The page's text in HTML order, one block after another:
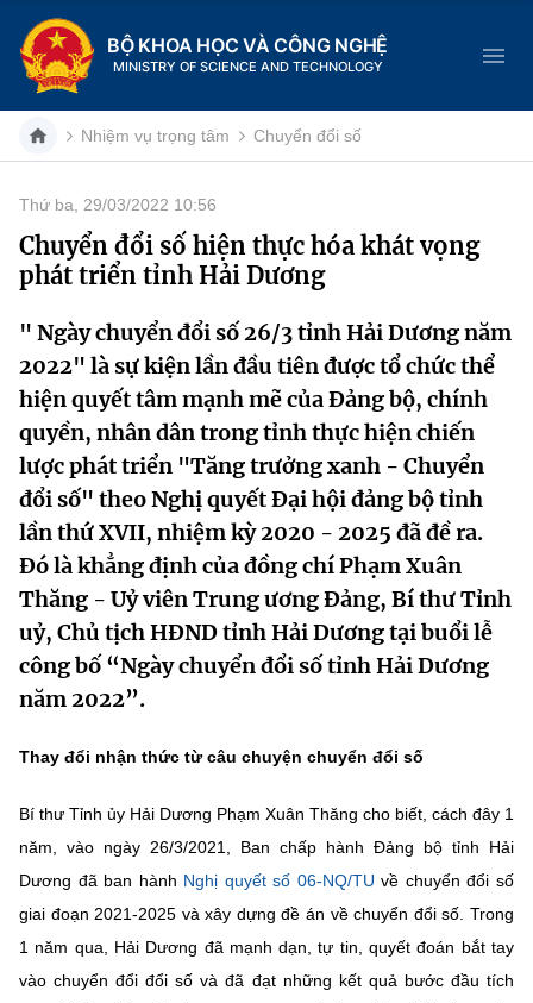
BỘ KHOA HỌC VÀ CÔNG NGHỆ
MINISTRY OF SCIENCE AND TECHNOLOGY
Danh mục
Trang chủ
Giới thiệu
Chức năng nhiệm vụ
Cơ cấu tổ chức
Lịch sử phát triển
Sở Khoa học và Công nghệ
Tin tức sự kiện
Khoa học và Công nghệ
Đổi mới sáng tạo
Chuyển đổi số
Bưu chính, Viễn thông
Sở hữu trí tuệ
Tin tổng hợp
Tin địa phương
Dịch vụ công
Hệ thống văn bản
Văn bản QPPL
Văn bản chỉ đạo điều hành
Lấy ý kiến người dân về dự thảo VBQPPL
MST IOFFICE
THỐNG KÊ
Khoa học và Công nghệ
Bưu chính, Viễn thông
Sở hữu trí tuệ
Tiêu chuẩn, đo lường, chất lượng
Multimedia
Khác
Videos
Infographic
Ảnh
Voice
Nhiệm vụ trọng tâm Chuyển đổi số
Thứ ba, 29/03/2022 10:56
Chuyển đổi số hiện thực hóa khát vọng
phát triển tỉnh Hải Dương
" Ngày chuyển đổi số 26/3 tỉnh Hải Dương năm
2022" là sự kiện lần đầu tiên được tổ chức thể
hiện quyết tâm mạnh mẽ của Đảng bộ, chính
quyền, nhân dân trong tỉnh thực hiện chiến
lược phát triển "Tăng trưởng xanh - Chuyển
đổi số" theo Nghị quyết Đại hội đảng bộ tỉnh
lần thứ XVII, nhiệm kỳ 2020 - 2025 đã đề ra.
Đó là khẳng định của đồng chí Phạm Xuân
Thăng - Uỷ viên Trung ương Đảng, Bí thư Tỉnh
uỷ, Chủ tịch HĐND tỉnh Hải Dương tại buổi lễ
công bố “Ngày chuyển đổi số tỉnh Hải Dương
năm 2022”.
Thay đổi nhận thức từ câu chuyện chuyển đổi số
Bí thư Tỉnh ủy Hải Dương Phạm Xuân Thăng cho biết, cách đây 1
năm, vào ngày 26/3/2021, Ban chấp hành Đảng bộ tỉnh Hải
Dương đã ban hành Nghị quyết số 06-NQ/TU về chuyển đổi số
giai đoạn 2021-2025 và xây dựng đề án về chuyển đổi số. Trong
1 năm qua, Hải Dương đã mạnh dạn, tự tin, quyết đoán bắt tay
vào chuyển đổi đổi số và đã đạt những kết quả bước đầu tích